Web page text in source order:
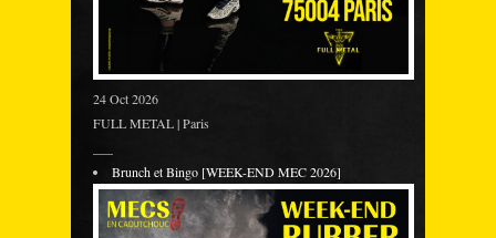
24 Oct 2026
FULL METAL | Paris
Brunch et Bingo [WEEK-END MEC 2026]